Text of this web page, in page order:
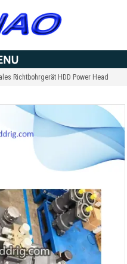
Richtbohrgerät HDD Power Head